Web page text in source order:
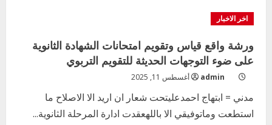
في
تصحيح
امتحان
الشهاده
الثانويه
اخر الاخبار
ورشة واقع قياس وتقويم امتحانات الشهادة الثانوية
على ضوء التوجهات الحديثة للتقويم التربوي
admin أغسطس 11, 2025
مدني = ابتهاج احمدعليتحت شعار ان اريد الا الاصلاح ما
استطعت وماتوفيقي الا باللهعقدت ادارة المرحلة الثانوية...